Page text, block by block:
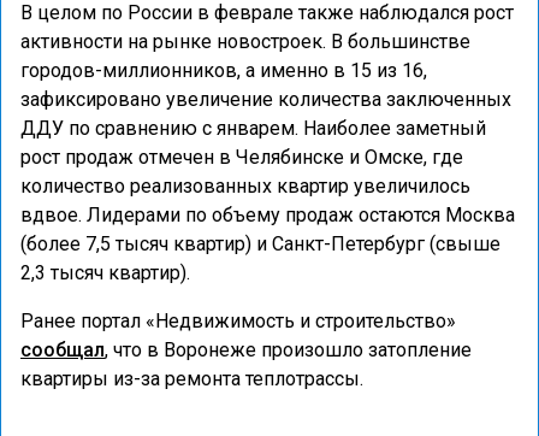
В целом по России в феврале также наблюдался рост
активности на рынке новостроек. В большинстве
городов-миллионников, а именно в 15 из 16,
зафиксировано увеличение количества заключенных
ДДУ по сравнению с январем. Наиболее заметный
рост продаж отмечен в Челябинске и Омске, где
количество реализованных квартир увеличилось
вдвое. Лидерами по объему продаж остаются Москва
(более 7,5 тысяч квартир) и Санкт-Петербург (свыше
2,3 тысяч квартир).
Ранее портал «Недвижимость и строительство»
сообщал, что в Воронеже произошло затопление
квартиры из-за ремонта теплотрассы.